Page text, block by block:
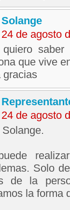
Solange
24 de agosto
quiero
que vive
gracias
24 de agosto
Solo
de la
la forma